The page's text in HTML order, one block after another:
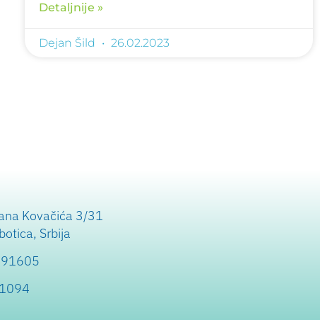
Detaljnije »
Dejan Šild 26.02.2023
Kovačića 3/31
Srbija